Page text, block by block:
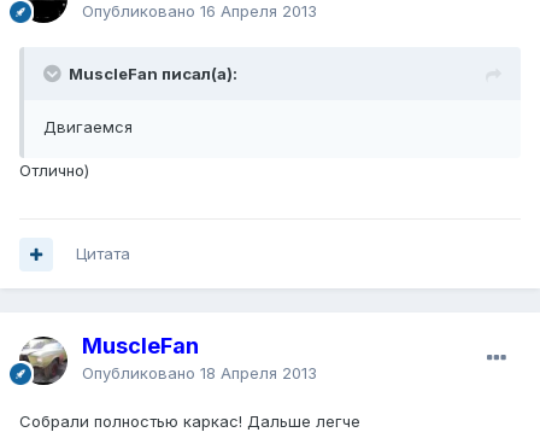
Опубликовано 16 Апреля 2013
MuscleFan писал(а):
Двигаемся
Отлично)
Цитата
MuscleFan
Опубликовано 18 Апреля 2013
Собрали полностью каркас! Дальше легче